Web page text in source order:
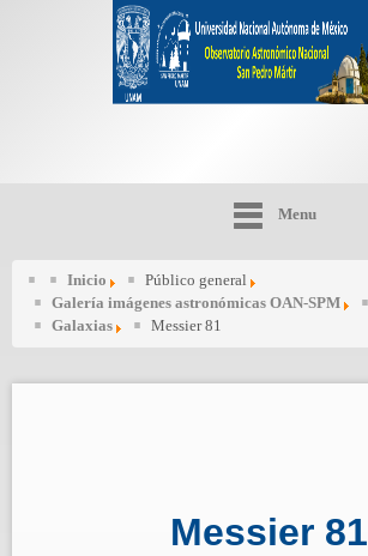
Menu
Inicio
Público general
Galería imágenes astronómicas OAN-SPM
Galaxias
Messier 81
Messier 81